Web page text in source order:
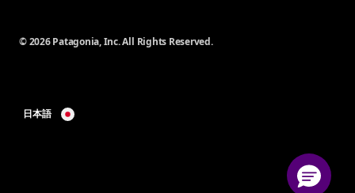
© 2026 Patagonia, Inc. All Rights Reserved.
日本語